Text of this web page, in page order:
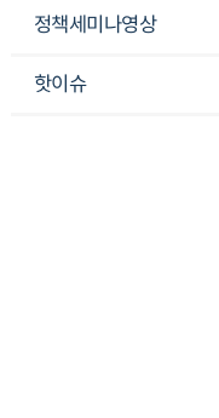
정책세미나영상
핫이슈